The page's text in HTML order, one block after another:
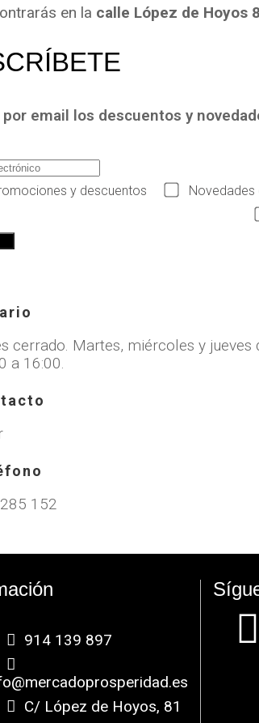
en la calle López de Hoyos
por email los descuentos y
y descuentos
cerrado. Martes, miércoles y
a 16:00.
152
914 139 897
C/ López de Hoyos, 81